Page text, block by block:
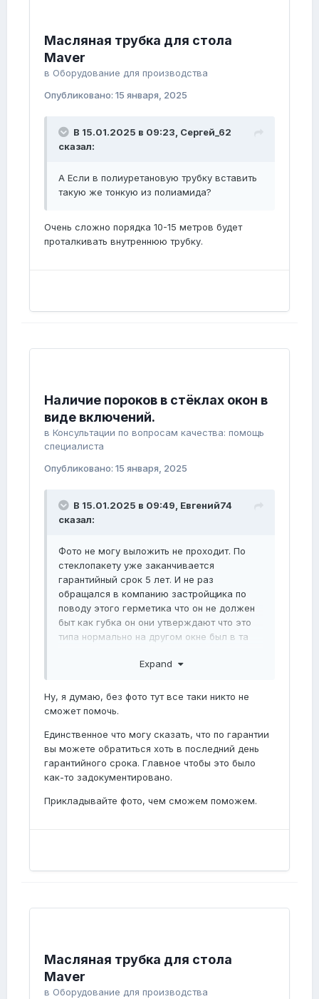
Масляная трубка для стола
Maver
в Оборудование для производства
Опубликовано: 15 января, 2025
В 15.01.2025 в 09:23, Сергей_62
сказал:
А Если в полиуретановую трубку вставить
такую же тонкую из полиамида?
Очень сложно порядка 10-15 метров будет
проталкивать внутреннюю трубку.
Наличие пороков в стёклах окон в
виде включений.
в Консультации по вопросам качества: помощь
специалиста
Опубликовано: 15 января, 2025
В 15.01.2025 в 09:49, Евгений74
сказал:
Фото не могу выложить не проходит. По
стеклопакету уже заканчивается
гарантийный срок 5 лет. И не раз
обращался в компанию застройщика по
поводу этого герметика что он не должен
быт как губка он они утверждают что это
типа нормально на другом окне был в та
разгерметизация и там был конденсат они
отказываются.
Expand
Ну, я думаю, без фото тут все таки никто не
сможет помочь.
Единственное что могу сказать, что по гарантии
вы можете обратиться хоть в последний день
гарантийного срока. Главное чтобы это было
как-то задокументировано.
Прикладывайте фото, чем сможем поможем.
Масляная трубка для стола
Maver
в Оборудование для производства